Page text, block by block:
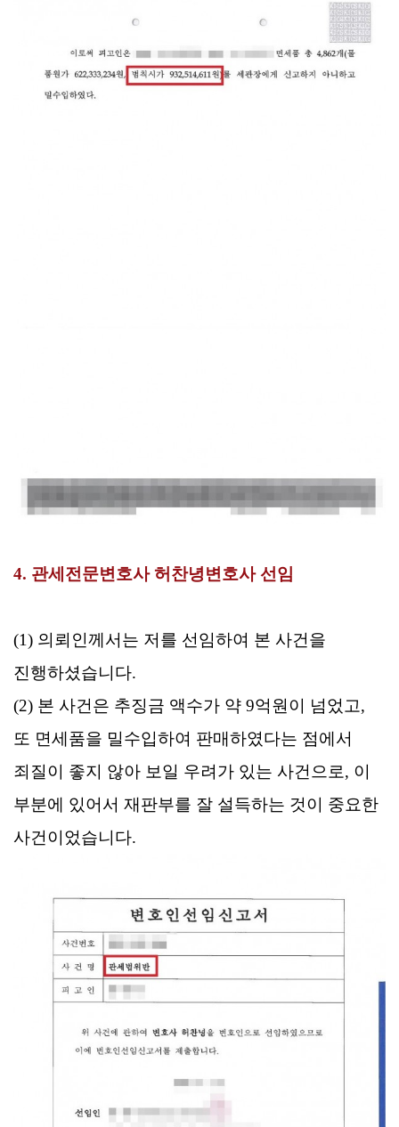
4. 관세전문변호사 허찬녕변호사 선임
(1) 의뢰인께서는 저를 선임하여 본 사건을
진행하셨습니다.
(2) 본 사건은 추징금 액수가 약 9억원이 넘었고,
또 면세품을 밀수입하여 판매하였다는 점에서
죄질이 좋지 않아 보일 우려가 있는 사건으로, 이
부분에 있어서 재판부를 잘 설득하는 것이 중요한
사건이었습니다.